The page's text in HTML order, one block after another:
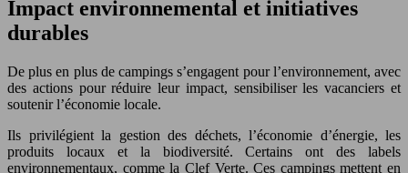
Impact environnemental et initiatives
durables
De plus en plus de campings s’engagent pour l’environnement, avec
des actions pour réduire leur impact, sensibiliser les vacanciers et
soutenir l’économie locale.
Ils privilégient la gestion des déchets, l’économie d’énergie, les
produits locaux et la biodiversité. Certains ont des labels
environnementaux, comme la Clef Verte. Ces campings mettent en